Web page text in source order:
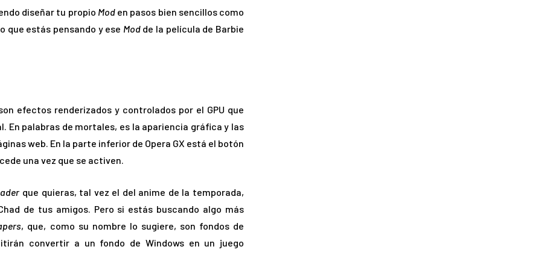
diseñar tu propio Moden pasos bien sencillos como
que estás pensando y ese Modde la película de Barbie
efectos renderizados y controlados por el GPU que
En palabras de mortales, es la apariencia gráfica y las
web. En la parte inferior de Opera GX está el botón
una vez que se activen.
que quieras, tal vez el del anime de la temporada,
de tus amigos. Pero si estás buscando algo más
, que, como su nombre lo sugiere, son fondos de
convertir a un fondo de Windows en un juego